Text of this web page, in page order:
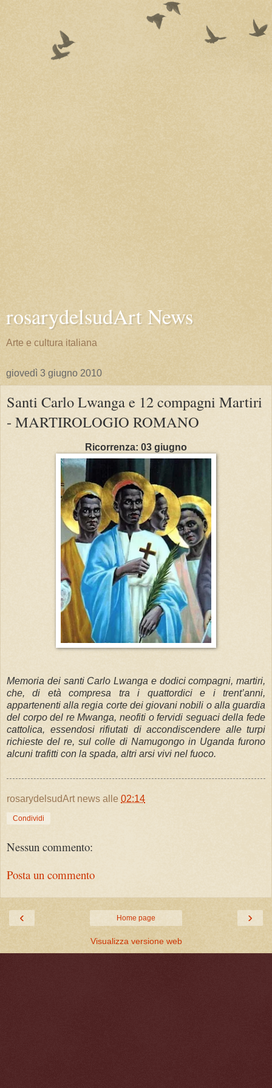
rosarydelsudArt News
Arte e cultura italiana
giovedì 3 giugno 2010
Santi Carlo Lwanga e 12 compagni Martiri
- MARTIROLOGIO ROMANO
Ricorrenza: 03 giugno
Memoria dei santi Carlo Lwanga e dodici compagni, martiri,
che, di età compresa tra i quattordici e i trent’anni,
appartenenti alla regia corte dei giovani nobili o alla guardia
del corpo del re Mwanga, neofiti o fervidi seguaci della fede
cattolica, essendosi rifiutati di accondiscendere alle turpi
richieste del re, sul colle di Namugongo in Uganda furono
alcuni trafitti con la spada, altri arsi vivi nel fuoco.
rosarydelsudArt news alle 02:14
Condividi
Nessun commento:
Posta un commento
‹ ›
Home page
Visualizza versione web